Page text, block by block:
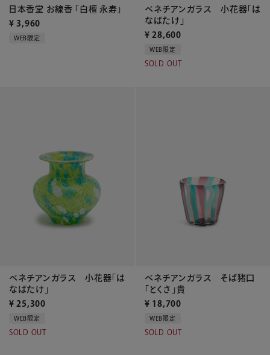
日本香堂 お線香 「白檀 永寿」
¥ 3,960
WEB限定
ベネチアンガラス 小花器「は
なばたけ」
¥ 28,600
WEB限定
SOLD OUT
ベネチアンガラス 小花器「は
なばたけ」
¥ 25,300
WEB限定
SOLD OUT
ベネチアンガラス そば猪口
「とくさ」貴
¥ 18,700
WEB限定
SOLD OUT